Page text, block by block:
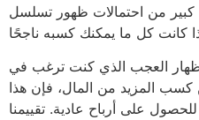
كبير من احتمالات ظهور تسلسل
العجب الذي كنت ترغب في
المزيد من المال، فإن هذا
للحصول على أرباح عادية. تقييمنا